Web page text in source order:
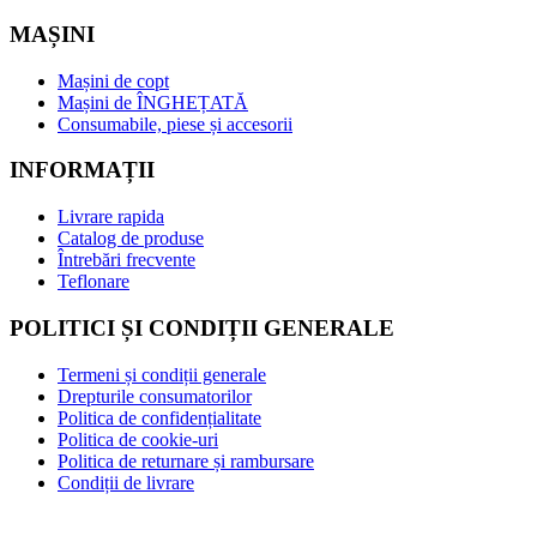
MAȘINI
Mașini de copt
Mașini de ÎNGHEȚATĂ
Consumabile, piese și accesorii
INFORMAȚII
Livrare rapida
Catalog de produse
Întrebări frecvente
Teflonare
POLITICI ȘI CONDIȚII GENERALE
Termeni și condiții generale
Drepturile consumatorilor
Politica de confidențialitate
Politica de cookie-uri
Politica de returnare și rambursare
Condiții de livrare